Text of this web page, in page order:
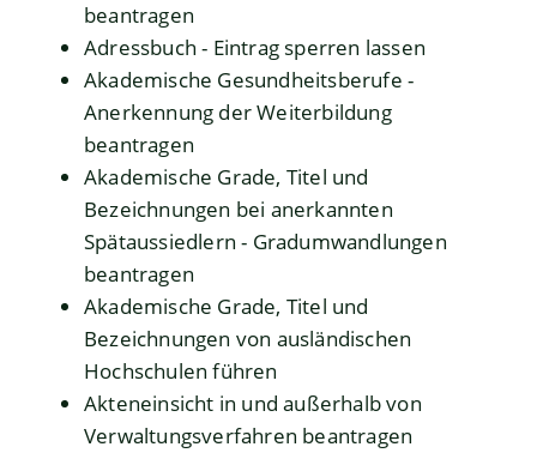
beantragen
Adressbuch - Eintrag sperren lassen
Akademische Gesundheitsberufe -
Anerkennung der Weiterbildung
beantragen
Akademische Grade, Titel und
Bezeichnungen bei anerkannten
Spätaussiedlern - Gradumwandlungen
beantragen
Akademische Grade, Titel und
Bezeichnungen von ausländischen
Hochschulen führen
Akteneinsicht in und außerhalb von
Verwaltungsverfahren beantragen